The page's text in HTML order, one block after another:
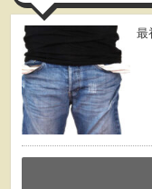
最